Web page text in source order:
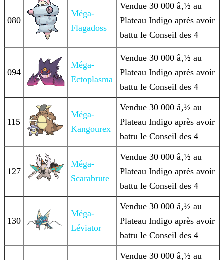
080
Méga-
Flagadoss
Vendue 30 000 â‚½ au
Plateau Indigo après avoir
battu le Conseil des 4
094
Méga-
Ectoplasma
Vendue 30 000 â‚½ au
Plateau Indigo après avoir
battu le Conseil des 4
115
Méga-
Kangourex
Vendue 30 000 â‚½ au
Plateau Indigo après avoir
battu le Conseil des 4
127
Méga-
Scarabrute
Vendue 30 000 â‚½ au
Plateau Indigo après avoir
battu le Conseil des 4
130
Méga-
Léviator
Vendue 30 000 â‚½ au
Plateau Indigo après avoir
battu le Conseil des 4
Vendue 30 000 â‚½ au